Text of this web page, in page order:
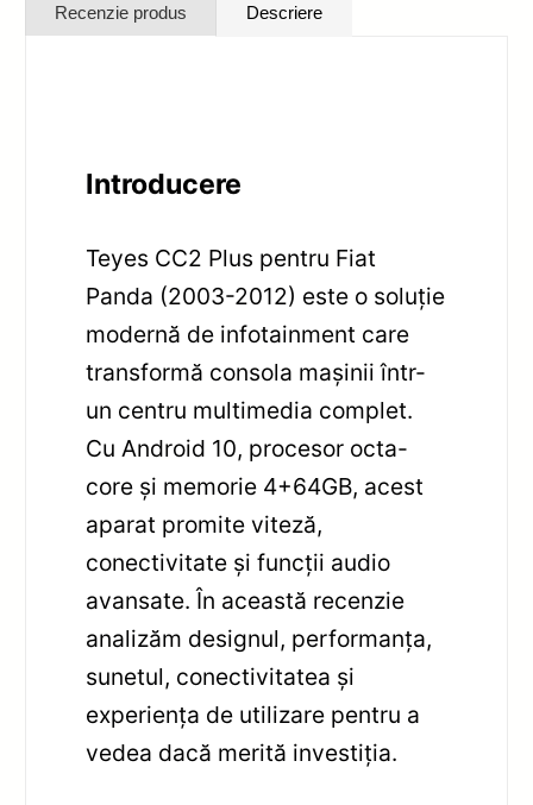
Recenzie produs Descriere
Introducere
Teyes CC2 Plus pentru Fiat
Panda (2003-2012) este o soluție
modernă de infotainment care
transformă consola mașinii într-
un centru multimedia complet.
Cu Android 10, procesor octa-
core și memorie 4+64GB, acest
aparat promite viteză,
conectivitate și funcții audio
avansate. În această recenzie
analizăm designul, performanța,
sunetul, conectivitatea și
experiența de utilizare pentru a
vedea dacă merită investiția.